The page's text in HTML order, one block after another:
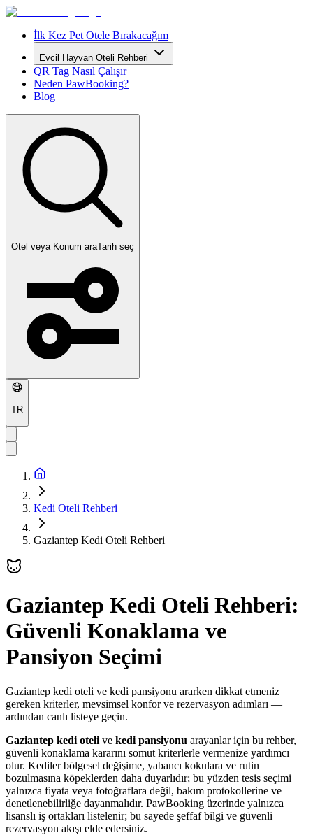
İlk Kez Pet Otele Bırakacağım
Evcil Hayvan Oteli Rehberi
QR Tag Nasıl Çalışır
Neden PawBooking?
Blog
Otel veya Konum araTarih seç
TR
Kedi Oteli Rehberi
Gaziantep Kedi Oteli Rehberi
Gaziantep Kedi Oteli Rehberi:
Güvenli Konaklama ve
Pansiyon Seçimi
Gaziantep kedi oteli ve kedi pansiyonu ararken dikkat etmeniz
gereken kriterler, mevsimsel konfor ve rezervasyon adımları —
ardından canlı listeye geçin.
Gaziantep kedi oteli ve kedi pansiyonu arayanlar için bu rehber,
güvenli konaklama kararını somut kriterlerle vermenize yardımcı
olur. Kediler bölgesel değişime, yabancı kokulara ve rutin
bozulmasına köpeklerden daha duyarlıdır; bu yüzden tesis seçimi
yalnızca fiyata veya fotoğraflara değil, bakım protokollerine ve
denetlenebilirliğe dayanmalıdır. PawBooking üzerinde yalnızca
lisanslı iş ortakları listelenir; bu sayede şeffaf bilgi ve güvenli
rezervasyon akışı elde edersiniz.